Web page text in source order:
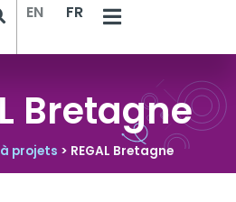
EN FR
Bretagne
projets > REGAL Bretagne